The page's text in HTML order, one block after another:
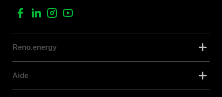
Reno.energy
Aide